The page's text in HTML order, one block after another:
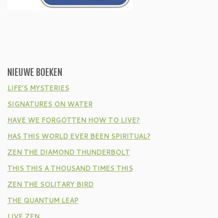
NIEUWE BOEKEN
LIFE’S MYSTERIES
SIGNATURES ON WATER
HAVE WE FORGOTTEN HOW TO LIVE?
HAS THIS WORLD EVER BEEN SPIRITUAL?
ZEN THE DIAMOND THUNDERBOLT
THIS THIS A THOUSAND TIMES THIS
ZEN THE SOLITARY BIRD
THE QUANTUM LEAP